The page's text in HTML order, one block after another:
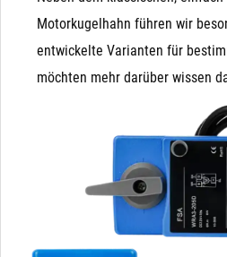
Motorkugelhahn führen wir
entwickelte Varianten für
möchten mehr darüber wissen